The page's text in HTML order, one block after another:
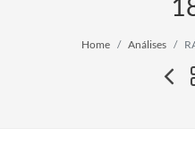
Home Análises